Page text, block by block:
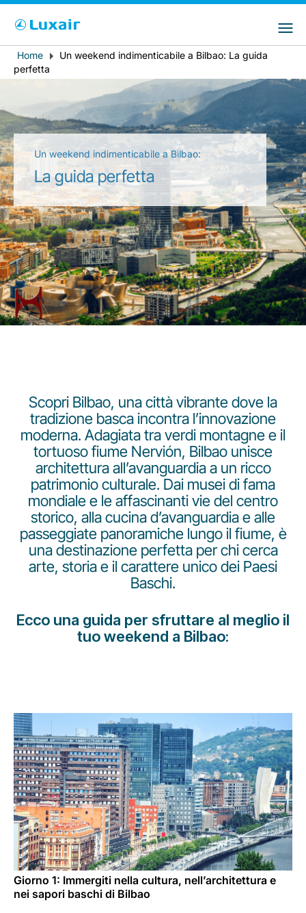
LuxairTours
Gruppo Luxair
Opportunità di lavoro con Luxair
Paese di residenza
Italiano
Breadcrumb
Home
Un weekend indimenticabile a Bilbao: La guida
perfetta
Un weekend indimenticabile a Bilbao:
La guida perfetta
Scopri Bilbao, una città vibrante dove la
tradizione basca incontra l’innovazione
moderna. Adagiata tra verdi montagne e il
tortuoso fiume Nervión, Bilbao unisce
architettura all’avanguardia a un ricco
patrimonio culturale. Dai musei di fama
mondiale e le affascinanti vie del centro
storico, alla cucina d’avanguardia e alle
passeggiate panoramiche lungo il fiume, è
una destinazione perfetta per chi cerca
arte, storia e il carattere unico dei Paesi
Baschi.
Ecco una guida per sfruttare al meglio il
tuo weekend a Bilbao:
Giorno 1: Immergiti nella cultura, nell’architettura e
nei sapori baschi di Bilbao